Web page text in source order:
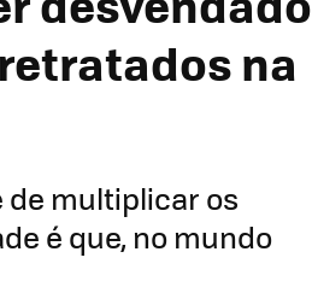
na
de multiplicar os
é que, no mundo